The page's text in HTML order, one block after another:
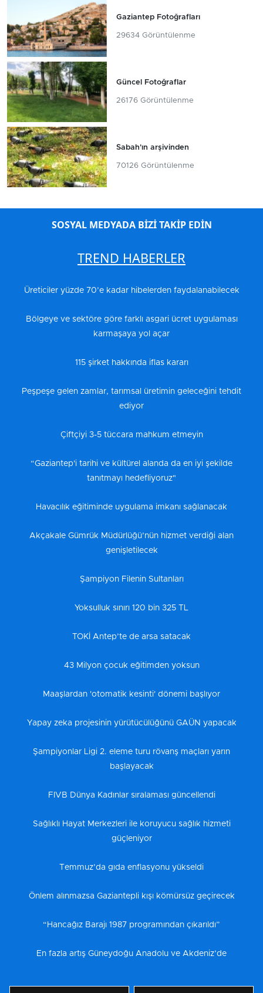
Gaziantep Fotoğrafları
29634 Görüntülenme
Güncel Fotoğraflar
26176 Görüntülenme
Sabah'ın arşivinden
70126 Görüntülenme
SOSYAL MEDYADA BİZİ TAKİP EDİN
TREND HABERLER
Üreticiler yüzde 70’e kadar hibelerden faydalanabilecek
Bölgeye ve sektöre göre farklı asgari ücret uygulaması
karmaşaya yol açar
115 şirket hakkında iflas kararı
Peşpeşe gelen zamlar, tarımsal üretimin geleceğini tehdit
ediyor
Çiftçiyi 3-5 tüccara mahkum etmeyin
“Gaziantep'i tarihi ve kültürel alanda da en iyi şekilde
tanıtmayı hedefliyoruz"
Havacılık eğitiminde uygulama imkanı sağlanacak
Akçakale Gümrük Müdürlüğü’nün hizmet verdiği alan
genişletilecek
Şampiyon Filenin Sultanları
Yoksulluk sınırı 120 bin 325 TL
TOKİ Antep’te de arsa satacak
43 Milyon çocuk eğitimden yoksun
Maaşlardan 'otomatik kesinti' dönemi başlıyor
Yapay zeka projesinin yürütücülüğünü GAÜN yapacak
Şampiyonlar Ligi 2. eleme turu rövanş maçları yarın
başlayacak
FIVB Dünya Kadınlar sıralaması güncellendi
Sağlıklı Hayat Merkezleri ile koruyucu sağlık hizmeti
güçleniyor
Temmuz’da gıda enflasyonu yükseldi
Önlem alınmazsa Gaziantepli kışı kömürsüz geçirecek
“Hancağız Barajı 1987 programından çıkarıldı”
En fazla artış Güneydoğu Anadolu ve Akdeniz’de